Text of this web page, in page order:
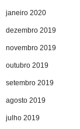
janeiro 2020
dezembro 2019
novembro 2019
outubro 2019
setembro 2019
agosto 2019
julho 2019